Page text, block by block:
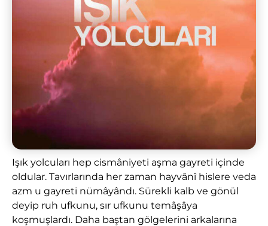
Işık yolcuları hep cismâniyeti aşma gayreti içinde
oldular. Tavırlarında her zaman hayvânî hislere veda
azm u gayreti nümâyândı. Sürekli kalb ve gönül
deyip ruh ufkunu, sır ufkunu temâşâya
koşmuşlardı. Daha baştan gölgelerini arkalarına